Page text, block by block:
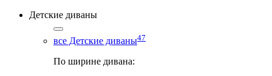
Детские диваны
все Детские диваны47
По ширине дивана: